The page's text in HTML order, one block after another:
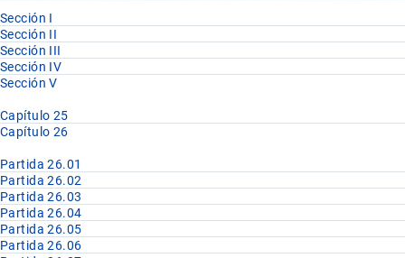
Sección I
Sección II
Sección III
Sección IV
Sección V
Capítulo 25
Capítulo 26
Partida 26.01
Partida 26.02
Partida 26.03
Partida 26.04
Partida 26.05
Partida 26.06